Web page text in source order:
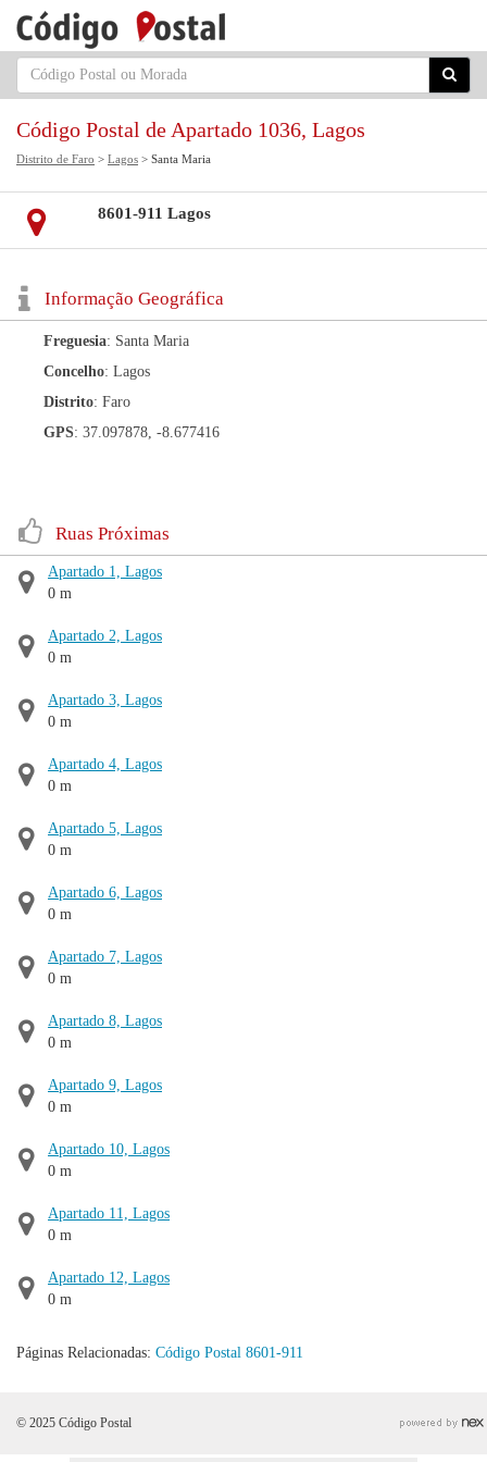
Código Postal de Apartado 1036, Lagos
Distrito de Faro > Lagos > Santa Maria
8601-911 Lagos
Informação Geográfica
Freguesia: Santa Maria
Concelho: Lagos
Distrito: Faro
GPS: 37.097878, -8.677416
Ruas Próximas
Apartado 1, Lagos
0 m
Apartado 2, Lagos
0 m
Apartado 3, Lagos
0 m
Apartado 4, Lagos
0 m
Apartado 5, Lagos
0 m
Apartado 6, Lagos
0 m
Apartado 7, Lagos
0 m
Apartado 8, Lagos
0 m
Apartado 9, Lagos
0 m
Apartado 10, Lagos
0 m
Apartado 11, Lagos
0 m
Apartado 12, Lagos
0 m
Páginas Relacionadas: Código Postal 8601-911
© 2025 Código Postal